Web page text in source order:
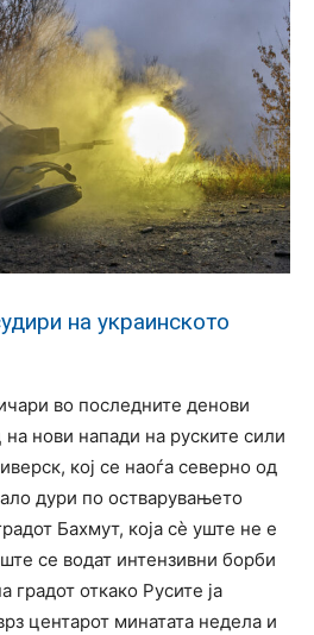
на украинското
во последните денови
на нови напади на руските сили
кој се наоѓа северно од
дури по остварувањето
Бахмут, која сè уште не е
се водат интензивни борби
градот откако Русите ја
центарот минатата недела и